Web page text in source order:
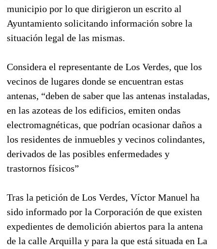
municipio por lo que dirigieron un escrito al
Ayuntamiento solicitando información sobre la
situación legal de las mismas.
Considera el representante de Los Verdes, que los
vecinos de lugares donde se encuentran estas
antenas, “deben de saber que las antenas instaladas,
en las azoteas de los edificios, emiten ondas
electromagnéticas, que podrían ocasionar daños a
los residentes de inmuebles y vecinos colindantes,
derivados de las posibles enfermedades y
trastornos físicos”
Tras la petición de Los Verdes, Víctor Manuel ha
sido informado por la Corporación de que existen
expedientes de demolición abiertos para la antena
de la calle Arquilla y para la que está situada en La